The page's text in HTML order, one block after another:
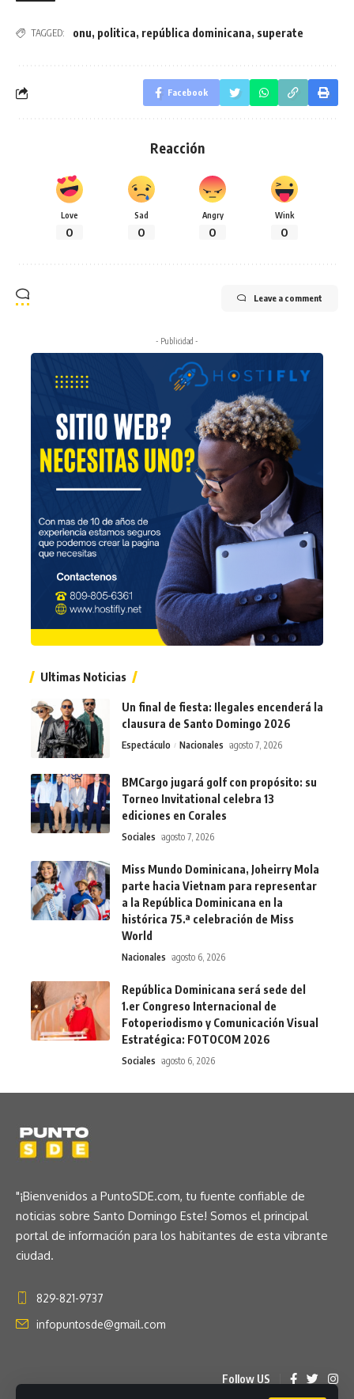
TAGGED: onu, politica, república dominicana, superate
Facebook
Reacción
Love
0
Sad
0
Angry
0
Wink
0
Leave a comment
- Publicidad -
Ultimas Noticias
Un final de fiesta: Ilegales encenderá la
clausura de Santo Domingo 2026
Espectáculo Nacionales agosto 7, 2026
BMCargo jugará golf con propósito: su
Torneo Invitational celebra 13
ediciones en Corales
Sociales agosto 7, 2026
Miss Mundo Dominicana, Joheirry Mola
parte hacia Vietnam para representar
a la República Dominicana en la
histórica 75.ª celebración de Miss
World
Nacionales agosto 6, 2026
República Dominicana será sede del
1.er Congreso Internacional de
Fotoperiodismo y Comunicación Visual
Estratégica: FOTOCOM 2026
Sociales agosto 6, 2026
"¡Bienvenidos a PuntoSDE.com, tu fuente confiable de
noticias sobre Santo Domingo Este! Somos el principal
portal de información para los habitantes de esta vibrante
ciudad.
829-821-9737
infopuntosde@gmail.com
Follow US